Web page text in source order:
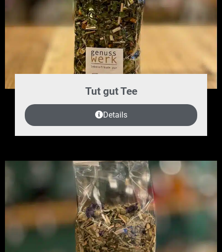
Tut gut Tee
Details